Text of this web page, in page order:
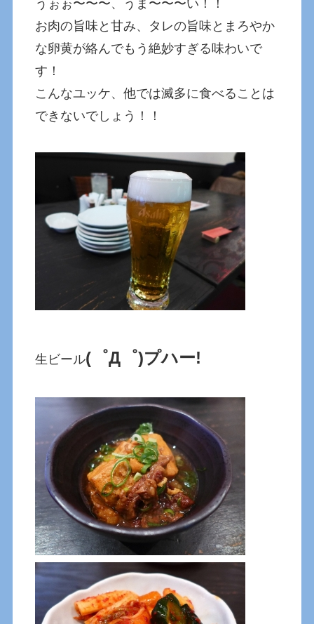
うぉぉ〜〜〜、うま〜〜〜い！！
お肉の旨味と甘み、タレの旨味とまろやか
な卵黄が絡んでもう絶妙すぎる味わいで
す！
こんなユッケ、他では滅多に食べることは
できないでしょう！！
生ビール(゜Д゜)プハー!